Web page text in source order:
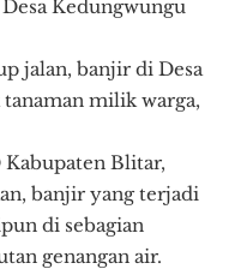
Kedungwungu
jalan, banjir di Desa
milik warga,
Kabupaten Blitar,
banjir yang terjadi
di sebagian
genangan air.